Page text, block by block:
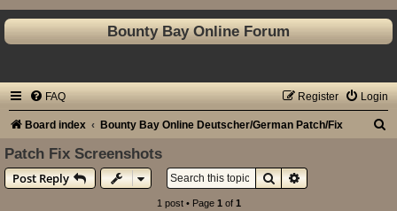
Bounty Bay Online Forum
FAQ Login
Register
Board index Bounty Bay Online Deutscher/German Patch/Fix
Patch Fix Screenshots
Post Reply
SearchAdvanced search
1 post • Page 1 of 1